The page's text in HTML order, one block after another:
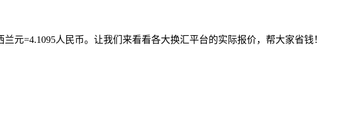
元=4.1095人民币。让我们来看看各大换汇平台的实际报价，帮大家省钱！